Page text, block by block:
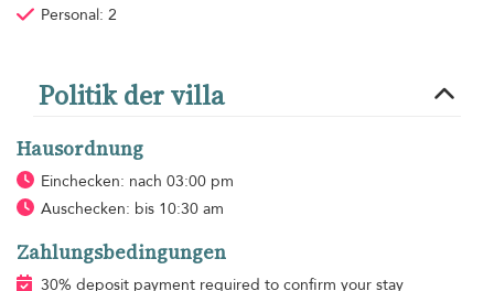
Personal: 2
Politik der villa
Hausordnung
Einchecken: nach 03:00 pm
Auschecken: bis 10:30 am
Zahlungsbedingungen
30% deposit payment required to confirm your stay